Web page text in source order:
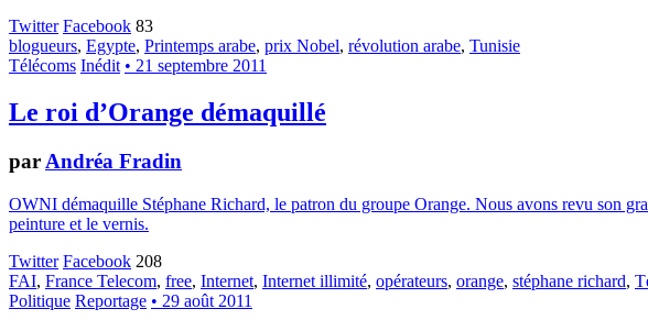
Twitter Facebook 83
blogueurs, Egypte, Printemps arabe, prix Nobel, révolution arabe, Tunisie
Télécoms Inédit • 21 septembre 2011
Le roi d’Orange démaquillé
par Andréa Fradin
OWNI démaquille Stéphane Richard, le patron du groupe Orange. Nous avons revu son
peinture et le vernis.
Twitter Facebook 208
FAI, France Telecom, free, Internet, Internet illimité, opérateurs, orange, stéphane richard,
Politique Reportage • 29 août 2011